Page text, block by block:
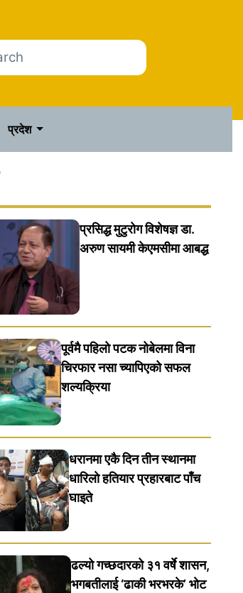
प्रदेश
प्रसिद्ध मुटुरोग विशेषज्ञ डा.
अरुण सायमी केएमसीमा आबद्ध
पूर्वमै पहिलो पटक नोबेलमा विना
चिरफार नसा च्यापिएको सफल
शल्यक्रिया
धरानमा एकै दिन तीन स्थानमा
धारिलाे हतियार प्रहारबाट पाँच
घाइते
ढल्यो गच्छदारको ३१ वर्षे शासन,
भगबतीलाई ‘ढाकी भरभरके’ भाेट